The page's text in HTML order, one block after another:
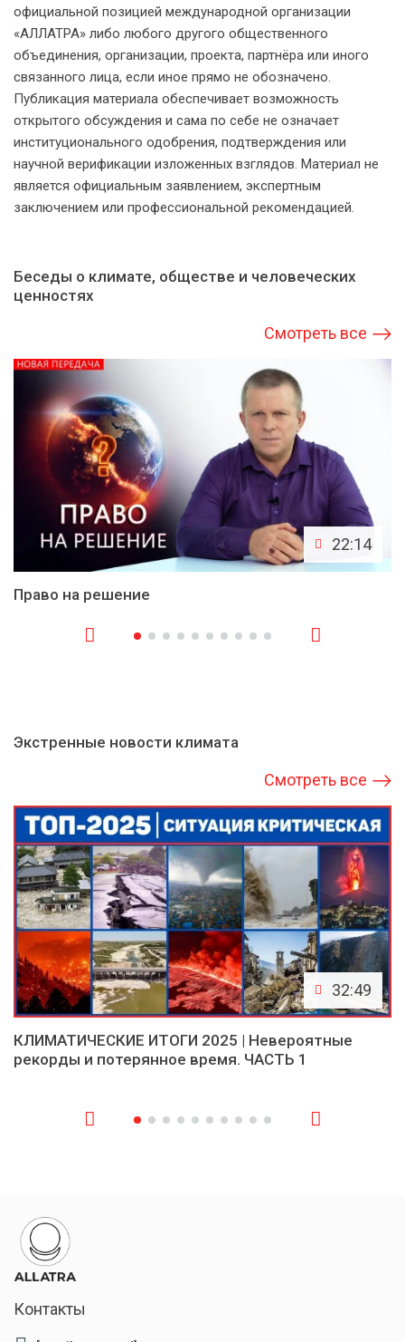
официальной позицией международной организации
«АЛЛАТРА» либо любого другого общественного
объединения, организации, проекта, партнёра или иного
связанного лица, если иное прямо не обозначено.
Публикация материала обеспечивает возможность
открытого обсуждения и сама по себе не означает
институционального одобрения, подтверждения или
научной верификации изложенных взглядов. Материал не
является официальным заявлением, экспертным
заключением или профессиональной рекомендацией.
Беседы о климате, обществе и человеческих
ценностях
Смотреть все
22:14
Право на решение
Экстренные новости климата
Смотреть все
32:49
КЛИМАТИЧЕСКИЕ ИТОГИ 2025 | Невероятные
рекорды и потерянное время. ЧАСТЬ 1
Контакты